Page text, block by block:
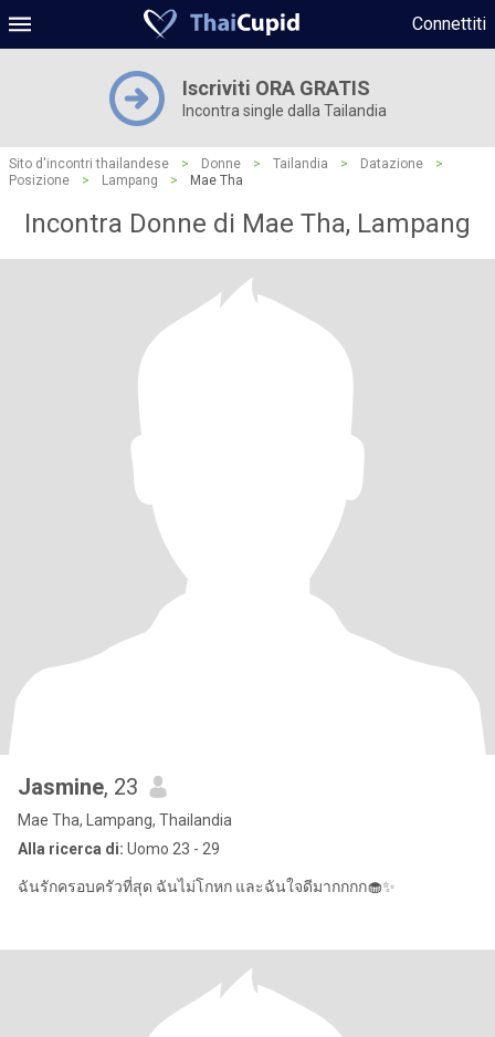
Connettiti
Iscriviti ORA GRATIS
Incontra single dalla Tailandia
Sito d'incontri thailandese > Donne > Tailandia > Datazione
>
Posizione
> Lampang > Mae Tha
Incontra Donne di Mae Tha, Lampang
Jasmine, 23
Mae Tha, Lampang, Thailandia
Alla ricerca di: Uomo 23 - 29
ฉันรักครอบครัวที่สุด ฉันไม่โกหก และฉันใจดีมากกกก🧁✨